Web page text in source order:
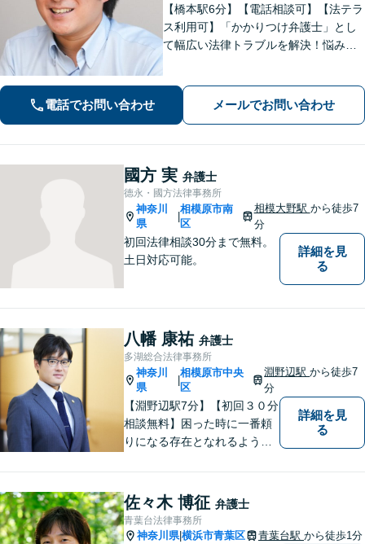
【橋本駅6分】【電話相談可】【法テラ
ス利用可】「かかりつけ弁護士」とし
て幅広い法律トラブルを解決！悩みに
ークの軽さが強み」男性・女性弁護士
が所属し多角的な視点から解決へ尽力
電話でお問い合わせ メールでお問い合わせ
國方 実 弁護士
德永・國方法律事務所
神奈川
県
相模原市南
区
相模大野駅 から徒歩7
分
初回法律相談30分まで無料。
土日対応可能。
詳細を見
る
八幡 康祐 弁護士
多湖総合法律事務所
神奈川
県
相模原市中央
区
淵野辺駅から徒歩7
分
【淵野辺駅7分】【初回３０分
相談無料】困った時に一番頼
りになる存在となれるよう、
題解決を心がけております。
お電話の際に『ココナラ経由
で八幡弁護士に相談希望』と
お伝え下さい。
詳細を見
る
佐々木 博征 弁護士
青葉台法律事務所
神奈川県|横浜市青葉区 青葉台駅 から徒歩1分